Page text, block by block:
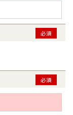
必須
必須